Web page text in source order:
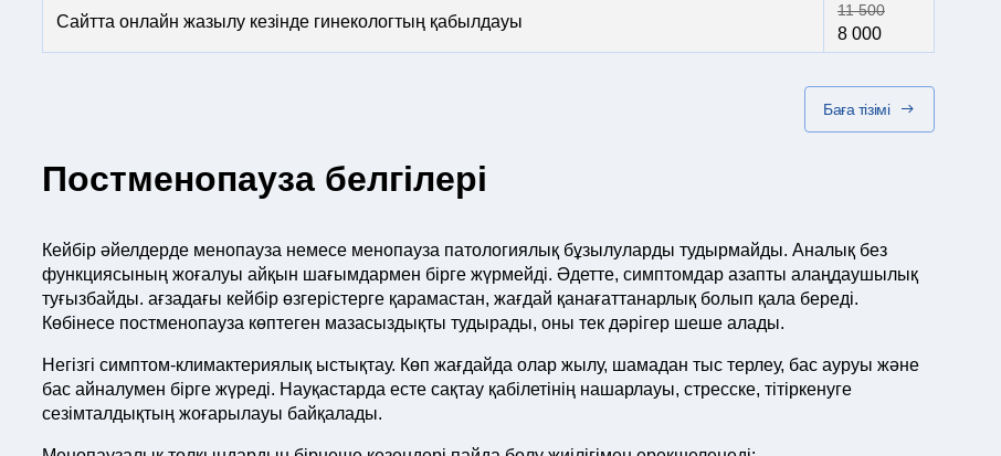
Сайтта онлайн жазылу кезінде гинекологтың қабылдауы
11 500
8 000
Баға тізімі
Постменопауза белгілері
Кейбір әйелдерде менопауза немесе менопауза патологиялық бұзылуларды тудырмайды. Аналық без
функциясының жоғалуы айқын шағымдармен бірге жүрмейді. Әдетте, симптомдар азапты алаңдаушылық
туғызбайды. ағзадағы кейбір өзгерістерге қарамастан, жағдай қанағаттанарлық болып қала береді.
Көбінесе постменопауза көптеген мазасыздықты тудырады, оны тек дәрігер шеше алады.
Негізгі симптом-климактериялық ыстықтау. Көп жағдайда олар жылу, шамадан тыс терлеу, бас ауруы және
бас айналумен бірге жүреді. Науқастарда есте сақтау қабілетінің нашарлауы, стресске, тітіркенуге
сезімталдықтың жоғарылауы байқалады.